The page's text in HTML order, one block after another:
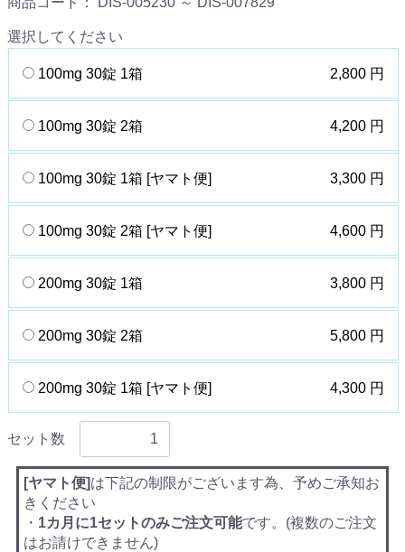
選択してください
100mg 30錠 1箱 2,800 円
100mg 30錠 2箱 4,200 円
100mg 30錠 1箱 [ヤマト便] 3,300 円
100mg 30錠 2箱 [ヤマト便] 4,600 円
200mg 30錠 1箱 3,800 円
200mg 30錠 2箱 5,800 円
200mg 30錠 1箱 [ヤマト便] 4,300 円
セット数
[ヤマト便]は下記の制限がございます為、予めご承知お
きください
・ 1カ月に1セットのみご注文可能です。(複数のご注文
はお請けできません)